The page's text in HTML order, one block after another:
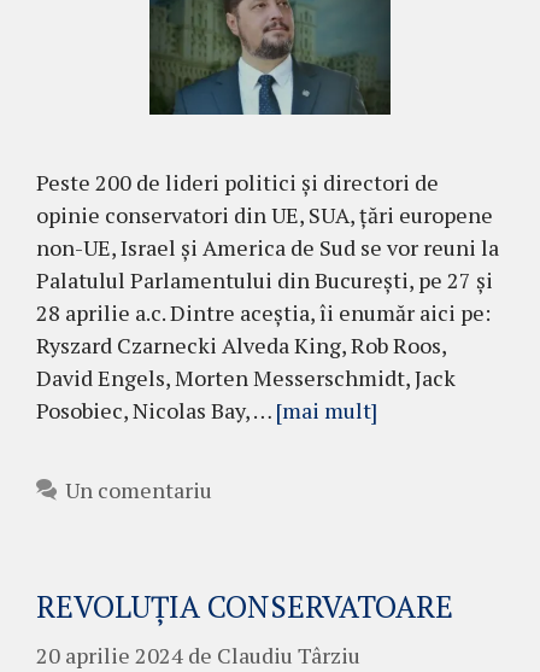
Peste 200 de lideri politici și directori de
opinie conservatori din UE, SUA, țări europene
non-UE, Israel și America de Sud se vor reuni la
Palatulul Parlamentului din București, pe 27 și
28 aprilie a.c. Dintre aceștia, îi enumăr aici pe:
Ryszard Czarnecki Alveda King, Rob Roos,
David Engels, Morten Messerschmidt, Jack
Posobiec, Nicolas Bay, … [mai mult]
Un comentariu
REVOLUȚIA CONSERVATOARE
20 aprilie 2024 de Claudiu Târziu